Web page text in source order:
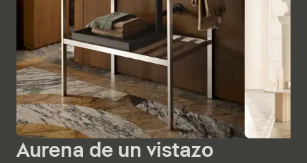
Aurena de un vistazo